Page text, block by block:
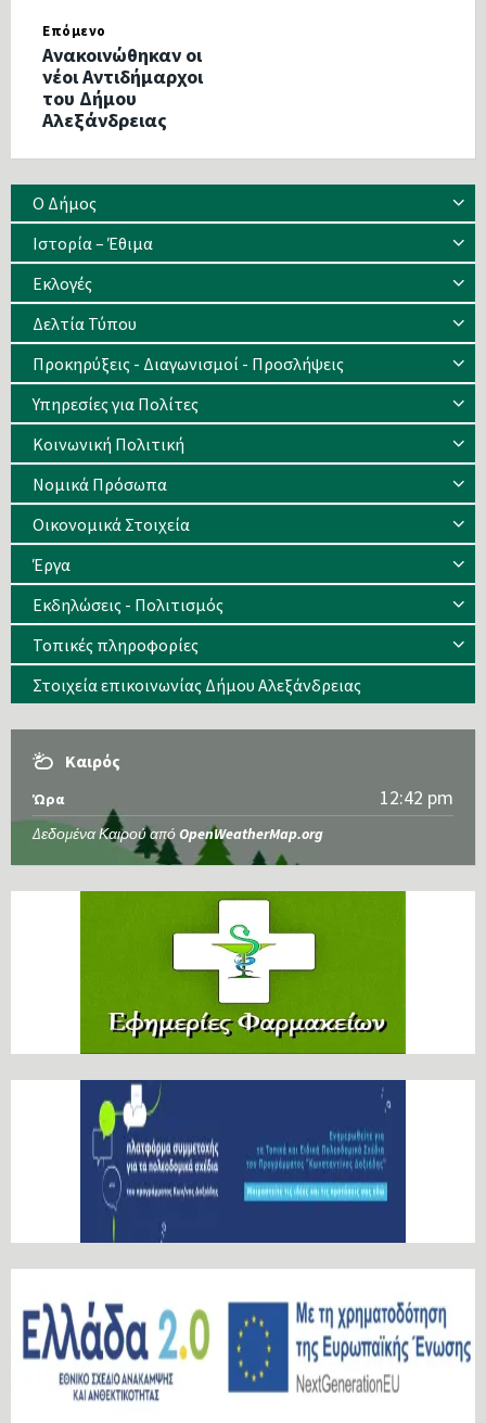
Επόμενο
Ανακοινώθηκαν οι
νέοι Αντιδήμαρχοι
του Δήμου
Αλεξάνδρειας
Ο Δήμος
Ιστορία – Έθιμα
Eκλογές
Δελτία Τύπου
Προκηρύξεις - Διαγωνισμοί - Προσλήψεις
Υπηρεσίες για Πολίτες
Κοινωνική Πολιτική
Νομικά Πρόσωπα
Οικονομικά Στοιχεία
Έργα
Εκδηλώσεις - Πολιτισμός
Τοπικές πληροφορίες
Στοιχεία επικοινωνίας Δήμου Αλεξάνδρειας
Καιρός
Ώρα 12:42 pm
Δεδομένα Καιρού από OpenWeatherMap.org